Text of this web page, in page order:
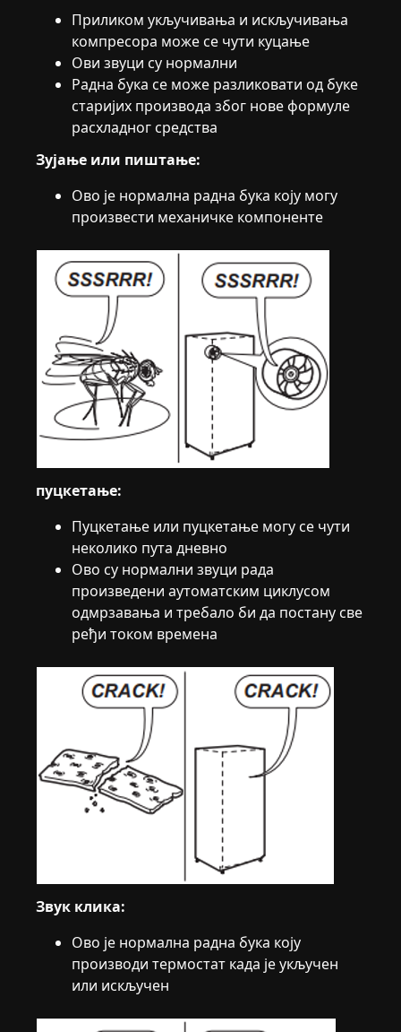
Приликом укључивања и искључивања
компресора може се чути куцање
Ови звуци су нормални
Радна бука се може разликовати од буке
старијих производа због нове формуле
расхладног средства
Зујање или пиштање:
Ово је нормална радна бука коју могу
произвести механичке компоненте
пуцкетање:
Пуцкетање или пуцкетање могу се чути
неколико пута дневно
Ово су нормални звуци рада
произведени аутоматским циклусом
одмрзавања и требало би да постану све
ређи током времена
Звук клика:
Ово је нормална радна бука коју
производи термостат када је укључен
или искључен